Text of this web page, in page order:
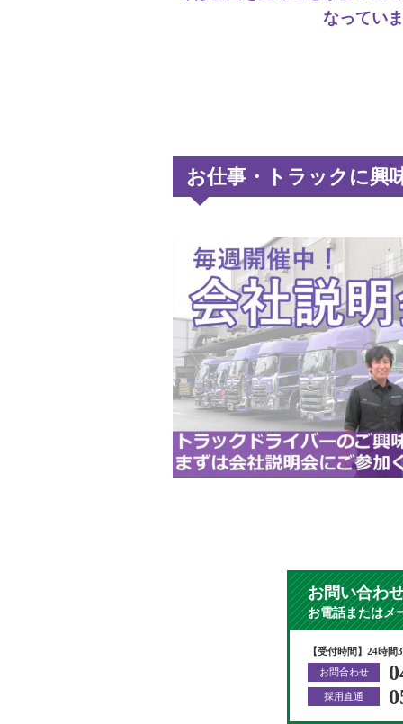
なってい
お仕事・トラックに興
お問い合わ
お電話またはメ
【受付時間】24時
お問合わせ
採用直通